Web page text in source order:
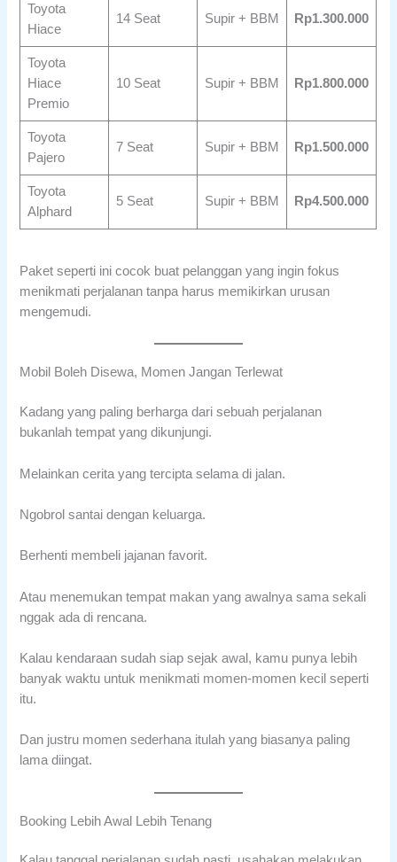
Toyota
Hiace
14 Seat Supir + BBM Rp1.300.000
Toyota
Hiace
Premio
10 Seat Supir + BBM Rp1.800.000
Toyota
Pajero
7 Seat Supir + BBM Rp1.500.000
Toyota
Alphard
5 Seat Supir + BBM Rp4.500.000
Paket seperti ini cocok buat pelanggan yang ingin fokus
menikmati perjalanan tanpa harus memikirkan urusan
mengemudi.
Mobil Boleh Disewa, Momen Jangan Terlewat
Kadang yang paling berharga dari sebuah perjalanan
bukanlah tempat yang dikunjungi.
Melainkan cerita yang tercipta selama di jalan.
Ngobrol santai dengan keluarga.
Berhenti membeli jajanan favorit.
Atau menemukan tempat makan yang awalnya sama sekali
nggak ada di rencana.
Kalau kendaraan sudah siap sejak awal, kamu punya lebih
banyak waktu untuk menikmati momen-momen kecil seperti
itu.
Dan justru momen sederhana itulah yang biasanya paling
lama diingat.
Booking Lebih Awal Lebih Tenang